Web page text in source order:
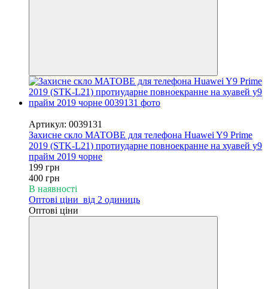
Артикул: 0039131
Захисне скло МАТОВЕ для телефона Huawei Y9 Prime
2019 (STK-L21) протиударне повноекранне на хуавей у9
прайм 2019 чорне
199 грн
400 грн
В наявності
Оптові ціни від 2 одиниць
Оптові ціни